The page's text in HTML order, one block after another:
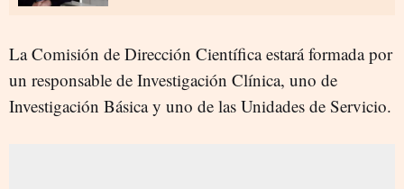
La Comisión de Dirección Científica estará formada por
un responsable de Investigación Clínica, uno de
Investigación Básica y uno de las Unidades de Servicio.